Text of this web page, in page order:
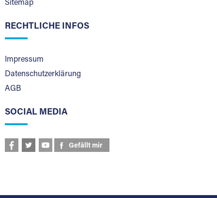
Sitemap
RECHTLICHE INFOS
Impressum
Datenschutzerklärung
AGB
SOCIAL MEDIA
Gefällt mir